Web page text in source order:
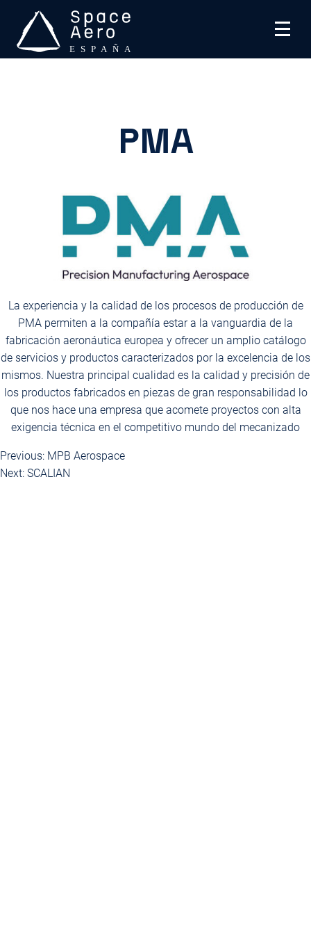
contentSpace Aero España
SPACE Aero es una asociación sin ánimo de lucro que
PMA
La experiencia y la calidad de los procesos de producción de
PMA permiten a la compañía estar a la vanguardia de la
fabricación aeronáutica europea y ofrecer un amplio catálogo
de servicios y productos caracterizados por la excelencia de los
mismos. Nuestra principal cualidad es la calidad y precisión de
los productos fabricados en piezas de gran responsabilidad lo
que nos hace una empresa que acomete proyectos con alta
exigencia técnica en el competitivo mundo del mecanizado
Navegación
Previous: MPB Aerospace
Next: SCALIAN